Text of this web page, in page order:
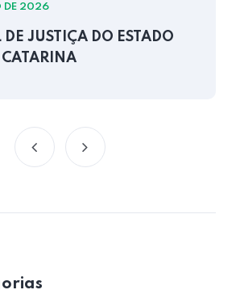
DE 2026
JUSTIÇA DO ESTADO
CATARINA